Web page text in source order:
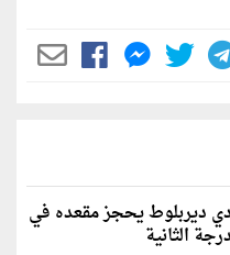
ديربلوط يحجز مقعده في
الثانية